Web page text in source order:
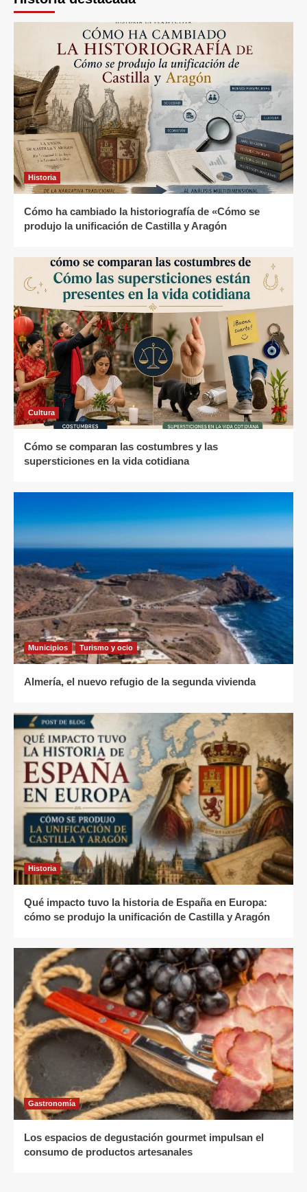
Castilla y Aragón
Gastronomía
Los espacios de degustación gourmet
impulsan el consumo de productos
artesanales
Historia
Cómo ha cambiado la historiografía de «Cómo se
produjo la unificación de Castilla y Aragón
Cultura
Cómo se comparan las costumbres y las
supersticiones en la vida cotidiana
Municipios Turismo y ocio
Almería, el nuevo refugio de la segunda vivienda
Historia
Qué impacto tuvo la historia de España en Europa:
cómo se produjo la unificación de Castilla y Aragón
Gastronomía
Los espacios de degustación gourmet impulsan el
consumo de productos artesanales